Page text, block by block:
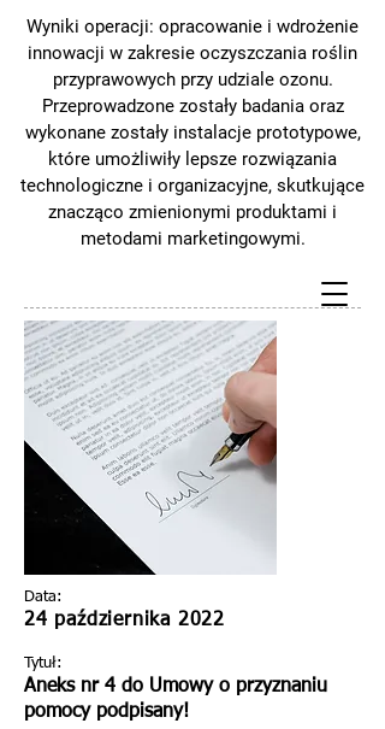
Wyniki operacji: opracowanie i wdrożenie
innowacji w zakresie oczyszczania roślin
przyprawowych przy udziale ozonu.
Przeprowadzone zostały badania oraz
wykonane zostały instalacje prototypowe,
które umożliwiły lepsze rozwiązania
technologiczne i organizacyjne, skutkujące
znacząco zmienionymi produktami i
metodami marketingowymi.
Data:
24 października 2022
Tytuł:
Aneks nr 4 do Umowy o przyznaniu
pomocy podpisany!